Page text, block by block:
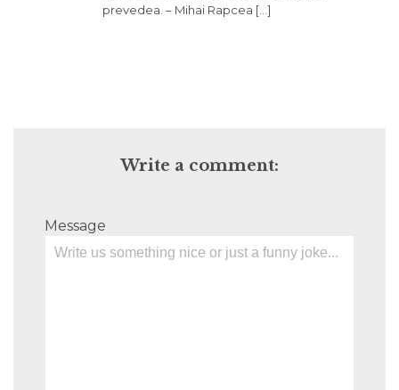
prevedea. – Mihai Rapcea […]
Write a comment:
Message